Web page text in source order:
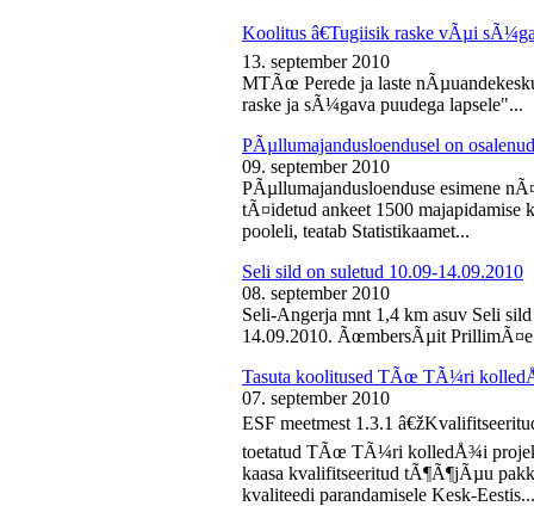
Koolitus â€Tugiisik raske vÃµi
13. september 2010
MTÃœ Perede ja laste
raske ja sÃ¼gava puudega lapsele"...
PÃµllumajandusloendusel on
09. september 2010
PÃµllumajandusloenduse esimene
tÃ¤idetud ankeet 1500 majapidamise
pooleli, teatab Statistikaamet...
Seli sild on suletud 10.09-14.09.2010
08. september 2010
Seli-Angerja mnt 1,4 km asuv Seli
14.09.2010. ÃœmbersÃµit
Tasuta koolitused TÃœ TÃ¼ri
07. september 2010
ESF meetmest 1.3.1
toetatud TÃœ TÃ¼ri kolledÅ¾i
kaasa kvalifitseeritud tÃ¶Ã¶jÃµu
kvaliteedi parandamisele Kesk-Eestis...